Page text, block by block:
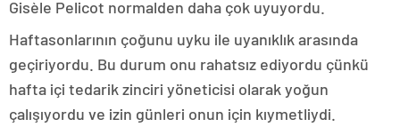
Gisèle Pelicot normalden daha çok uyuyordu.
Haftasonlarının çoğunu uyku ile uyanıklık arasında
geçiriyordu. Bu durum onu rahatsız ediyordu çünkü
hafta içi tedarik zinciri yöneticisi olarak yoğun
çalışıyordu ve izin günleri onun için kıymetliydi.